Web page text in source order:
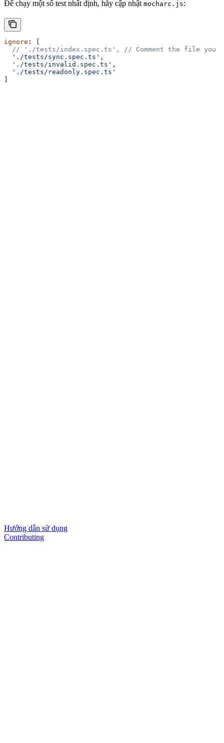
Để chạy một số test nhất định, hãy cập nhật mocharc.js:
ignore : [
  // './tests/index.spec.ts',
// Comment the file you
  './tests/sync.spec.ts'
,
  './tests/invalid.spec.ts'
,
  './tests/readonly.spec.ts'
]
Hướng dẫn sử dụng
Contributing